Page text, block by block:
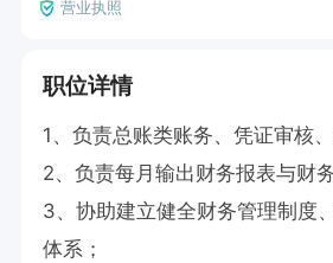
营业执照
职位详情
1、负责总账类账务、凭证审核
2、负责每月输出财务报表与财
3、协助建立健全财务管理制度
体系；